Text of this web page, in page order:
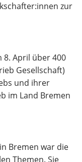
zur
April über 400
Gesellschaft)
und ihrer
im Land Bremen
Bremen war die
Themen. Sie